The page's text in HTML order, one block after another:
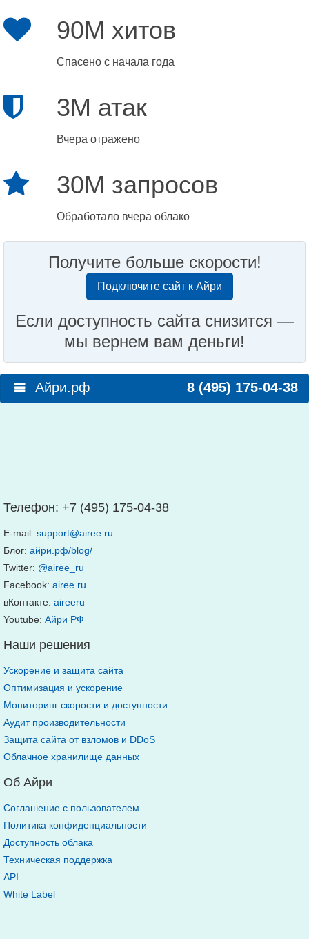
90M хитов
Спасено с начала года
3M атак
Вчера отражено
30M запросов
Обработало вчера облако
Получите больше скорости!
Подключите сайт к Айри
Если доступность сайта снизится —
мы вернем вам деньги!
Айри.рф 8 (495) 175-04-38
Телефон: +7 (495) 175-04-38
E-mail: support@airee.ru
Блог: айри.рф/blog/
Twitter: @airee_ru
Facebook: airee.ru
вКонтакте: aireeru
Youtube: Айри РФ
Наши решения
Ускорение и защита сайта
Оптимизация и ускорение
Мониторинг скорости и доступности
Аудит производительности
Защита сайта от взломов и DDoS
Облачное хранилище данных
Об Айри
Соглашение с пользователем
Политика конфиденциальности
Доступность облака
Техническая поддержка
API
White Label